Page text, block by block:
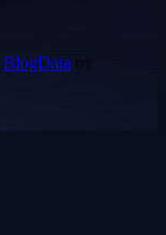
BlogData от